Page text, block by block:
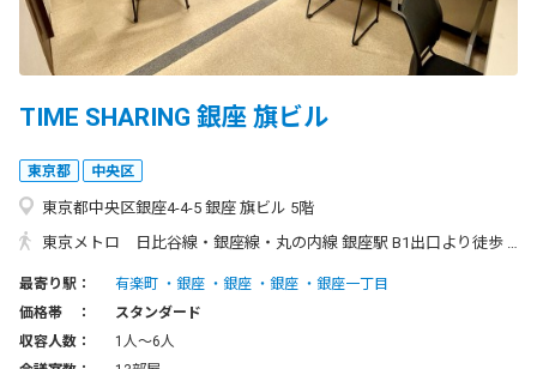
TIME SHARING 銀座 旗ビル
東京都 中央区
東京都中央区銀座4-4-5 銀座 旗ビル 5階
東京メトロ 日比谷線・銀座線・丸の内線 銀座駅 B1出口より徒歩 1分 東京メトロ 有楽町線 銀座一丁目駅 8番出口より徒歩 1分 都営浅草線 東銀座駅 A8出口より徒歩 5分 JR 京浜東北線・山手線 有楽町駅 中央口より徒歩 8分 ◆ 銀座駅「B1出口」からのアクセス方法 ◆ ①B1出口を出てまっすぐ進み「和光」の手前の道を右折します。 ②50mほど進み、左手に「シネスイッチ銀座」が入っているビルが「銀座旗ビル」になります。 ※黄色い暖簾がかかっている左側の階段を上った先にあるエレベーターにて5階にお上りください。
最寄り駅： 有楽町 銀座 銀座 銀座
銀座一丁目
価格帯 ：
スタンダード
収容人数：
1人〜6人